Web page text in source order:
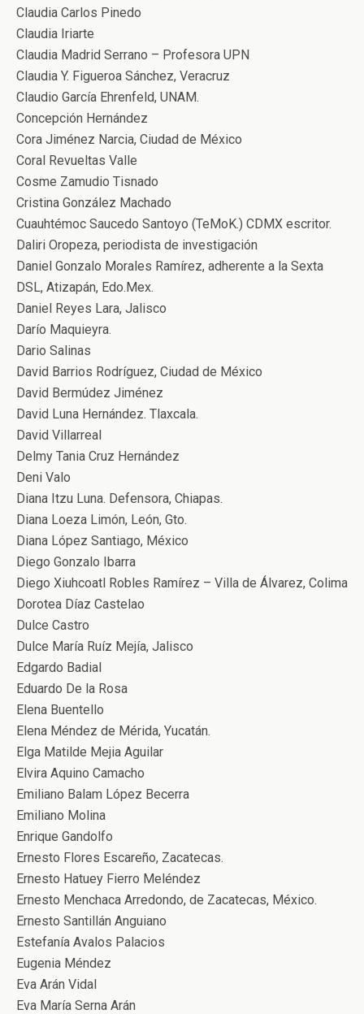
Claudia Carlos Pinedo
Claudia Iriarte
Claudia Madrid Serrano – Profesora UPN
Claudia Y. Figueroa Sánchez, Veracruz
Claudio García Ehrenfeld, UNAM.
Concepción Hernández
Cora Jiménez Narcia, Ciudad de México
Coral Revueltas Valle
Cosme Zamudio Tisnado
Cristina González Machado
Cuauhtémoc Saucedo Santoyo (TeMoK.) CDMX escritor.
Daliri Oropeza, periodista de investigación
Daniel Gonzalo Morales Ramírez, adherente a la Sexta
DSL, Atizapán, Edo.Mex.
Daniel Reyes Lara, Jalisco
Darío Maquieyra.
Dario Salinas
David Barrios Rodríguez, Ciudad de México
David Bermúdez Jiménez
David Luna Hernández. Tlaxcala.
David Villarreal
Delmy Tania Cruz Hernández
Deni Valo
Diana Itzu Luna. Defensora, Chiapas.
Diana Loeza Limón, León, Gto.
Diana López Santiago, México
Diego Gonzalo Ibarra
Diego Xiuhcoatl Robles Ramírez – Villa de Álvarez, Colima
Dorotea Díaz Castelao
Dulce Castro
Dulce María Ruíz Mejía, Jalisco
Edgardo Badial
Eduardo De la Rosa
Elena Buentello
Elena Méndez de Mérida, Yucatán.
Elga Matilde Mejia Aguilar
Elvira Aquino Camacho
Emiliano Balam López Becerra
Emiliano Molina
Enrique Gandolfo
Ernesto Flores Escareño, Zacatecas.
Ernesto Hatuey Fierro Meléndez
Ernesto Menchaca Arredondo, de Zacatecas, México.
Ernesto Santillán Anguiano
Estefanía Avalos Palacios
Eugenia Méndez
Eva Arán Vidal
Eva María Serna Arán